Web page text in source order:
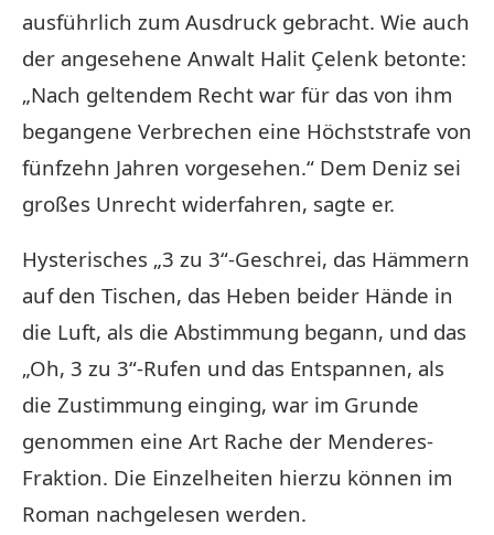
ausführlich zum Ausdruck gebracht. Wie auch
der angesehene Anwalt Halit Çelenk betonte:
„Nach geltendem Recht war für das von ihm
begangene Verbrechen eine Höchststrafe von
fünfzehn Jahren vorgesehen.“ Dem Deniz sei
großes Unrecht widerfahren, sagte er.
Hysterisches „3 zu 3“-Geschrei, das Hämmern
auf den Tischen, das Heben beider Hände in
die Luft, als die Abstimmung begann, und das
„Oh, 3 zu 3“-Rufen und das Entspannen, als
die Zustimmung einging, war im Grunde
genommen eine Art Rache der Menderes-
Fraktion. Die Einzelheiten hierzu können im
Roman nachgelesen werden.